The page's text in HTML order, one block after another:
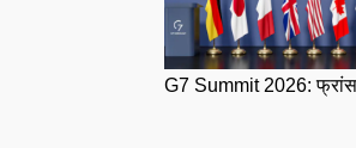
G7 Summit 2026: